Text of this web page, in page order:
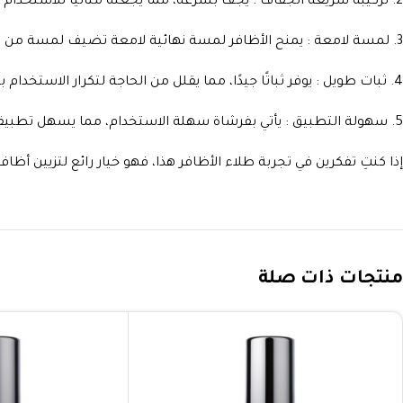
3. لمسة لامعة : يمنح الأظافر لمسة نهائية لامعة تضيف لمسة من الأناقة.
4. ثبات طويل : يوفر ثباتًا جيدًا، مما يقلل من الحاجة لتكرار الاستخدام بشكل متكرر.
5. سهولة التطبيق : يأتي بفرشاة سهلة الاستخدام، مما يسهل تطبيقه بشكل متساوي وبدون تكتلات.
إذا كنتِ تفكرين في تجربة طلاء الأظافر هذا، فهو خيار رائع لتزيين
منتجات ذات صلة